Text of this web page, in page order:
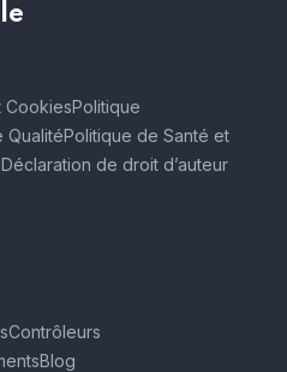
CookiesPolitique
QualitéPolitique de Santé et
Déclaration de droit d’auteur
Contrôleurs
Blog